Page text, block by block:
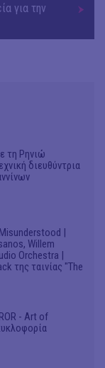
για την
τη Ρηνιώ
διευθύντρια
|
Willem
Orchestra |
της ταινίας "The
- Art of